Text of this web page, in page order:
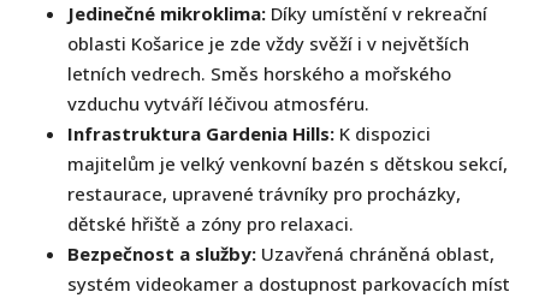
Jedinečné mikroklima: Díky umístění v rekreační
oblasti Košarice je zde vždy svěží i v největších
letních vedrech. Směs horského a mořského
vzduchu vytváří léčivou atmosféru.
Infrastruktura Gardenia Hills: K dispozici
majitelům je velký venkovní bazén s dětskou sekcí,
restaurace, upravené trávníky pro procházky,
dětské hřiště a zóny pro relaxaci.
Bezpečnost a služby: Uzavřená chráněná oblast,
systém videokamer a dostupnost parkovacích míst